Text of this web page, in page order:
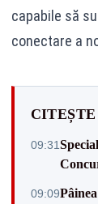
capabile să
conectare a
09:31
09:09